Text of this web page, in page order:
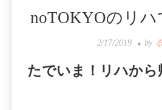
noTOKYOのリハ
2/17/2019 by
たでいま！リハから